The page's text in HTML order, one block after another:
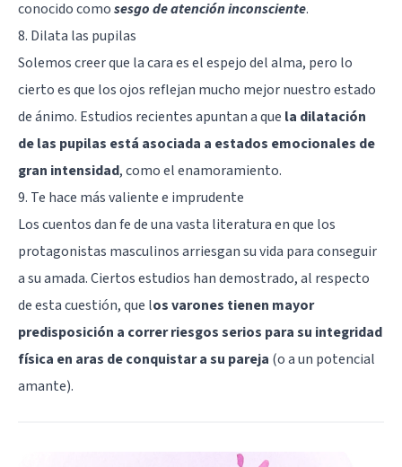
conocido comosesgo de atención inconsciente.
8. Dilata las pupilas
Solemos creer que la cara es el espejo del alma, pero lo
cierto es que los ojos reflejan mucho mejor nuestro estado
de ánimo. Estudios recientes apuntan a que la dilatación
de las pupilas está asociada a estados emocionales de
gran intensidad, como el enamoramiento.
9. Te hace más valiente e imprudente
Los cuentos dan fe de una vasta literatura en que los
protagonistas masculinos arriesgan su vida para conseguir
a su amada. Ciertos estudios han demostrado, al respecto
de esta cuestión, que los varones tienen mayor
predisposición a correr riesgos serios para su integridad
física en aras de conquistar a su pareja (o a un potencial
amante).